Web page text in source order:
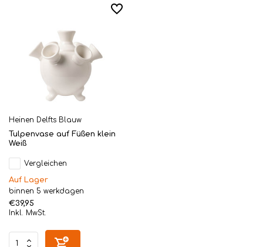
Heinen Delfts Blauw
Tulpenvase auf Füßen klein
Weiß
Vergleichen
Auf Lager
binnen 5 werkdagen
€39,95
Inkl. MwSt.